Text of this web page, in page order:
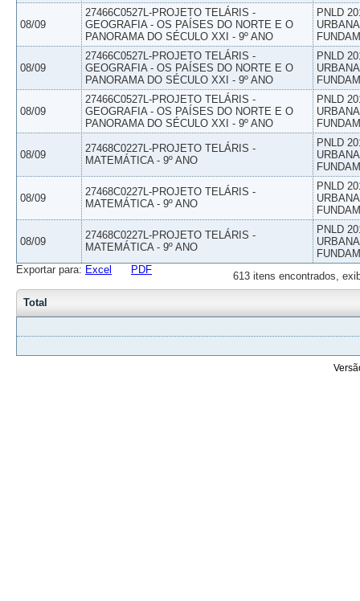
08/09
27466C0527L-PROJETO TELÁRIS -
GEOGRAFIA - OS PAÍSES DO NORTE E O
PANORAMA DO SÉCULO XXI - 9º ANO
PNLD
08/09
27466C0527L-PROJETO TELÁRIS -
GEOGRAFIA - OS PAÍSES DO NORTE E O
PANORAMA DO SÉCULO XXI - 9º ANO
PNLD
08/09
27466C0527L-PROJETO TELÁRIS -
GEOGRAFIA - OS PAÍSES DO NORTE E O
PANORAMA DO SÉCULO XXI - 9º ANO
PNLD
08/09
27468C0227L-PROJETO TELÁRIS -
MATEMÁTICA - 9º ANO
PNLD
08/09
27468C0227L-PROJETO TELÁRIS -
MATEMÁTICA - 9º ANO
PNLD
08/09
27468C0227L-PROJETO TELÁRIS -
MATEMÁTICA - 9º ANO
PNLD
613 itens encontrados,
Exportar para: Excel PDF
Total